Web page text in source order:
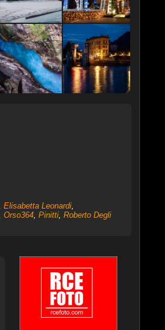
Elisabetta Leonardi,
Orso364, Pinitti, Roberto Degli